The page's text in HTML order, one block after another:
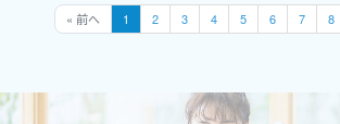
ッ...
« 前へ 1 2 3 4 5 6 7 8